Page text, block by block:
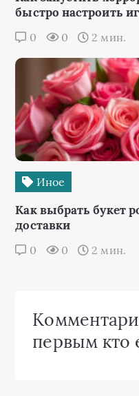
быстро настроить
0 0 2 мин.
Иное
Как выбрать букет
доставки
0 0 2 мин.
первым кто